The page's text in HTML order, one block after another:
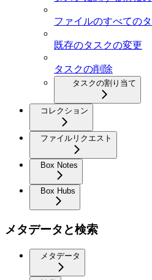
ファイルのすべての
既存のタスクの変更
タスクの削除
タスクの割り当て
コレクション
ファイルリクエスト
Box Notes
Box Hubs
メタデータと検索
メタデータ